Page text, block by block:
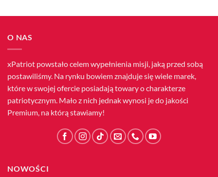
O NAS
xPatriot powstało celem wypełnienia misji, jaką przed sobą
postawiliśmy. Na rynku bowiem znajduje się wiele marek,
które w swojej ofercie posiadają towary o charakterze
patriotycznym. Mało z nich jednak wynosi je do jakości
Premium, na którą stawiamy!
NOWOŚCI